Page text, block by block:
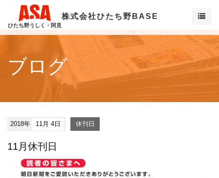
ひたち野うしく・阿見
株式会社ひたち野BASE
ブログ
2018年 11月 4日 休刊日
11月休刊日